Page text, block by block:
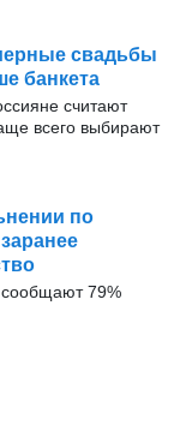
свадьбы
банкета
считают
всего выбирают
по
79%